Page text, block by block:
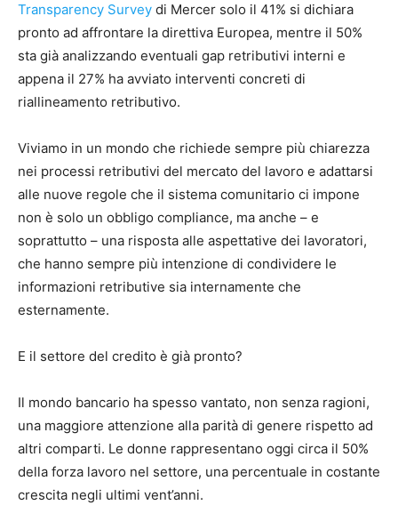
Transparency Survey di Mercer solo il 41% si dichiara
pronto ad affrontare la direttiva Europea, mentre il 50%
sta già analizzando eventuali gap retributivi interni e
appena il 27% ha avviato interventi concreti di
riallineamento retributivo.
Viviamo in un mondo che richiede sempre più chiarezza
nei processi retributivi del mercato del lavoro e adattarsi
alle nuove regole che il sistema comunitario ci impone
non è solo un obbligo compliance, ma anche – e
soprattutto – una risposta alle aspettative dei lavoratori,
che hanno sempre più intenzione di condividere le
informazioni retributive sia internamente che
esternamente.
E il settore del credito è già pronto?
Il mondo bancario ha spesso vantato, non senza ragioni,
una maggiore attenzione alla parità di genere rispetto ad
altri comparti. Le donne rappresentano oggi circa il 50%
della forza lavoro nel settore, una percentuale in costante
crescita negli ultimi vent’anni.